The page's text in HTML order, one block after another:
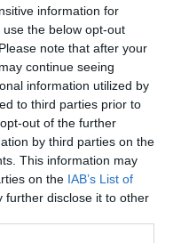
information for
the below opt-out
note that after your
continue seeing
information utilized by
to third parties prior to
out of the further
by third parties on the
This information may
on the IAB’s List of
further disclose it to other
του
μας, τις
και το προσωπικό
μας. Ευχαριστούμε
και ιδιαίτερα
και το
για την
στην ελληνική
από το Εθνικό